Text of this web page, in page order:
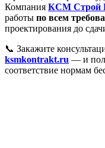
Компания КСМ Строй
работы по всем
проектирования до
📞 Закажите
ksmkontrakt.ru — и
соответствие нормам